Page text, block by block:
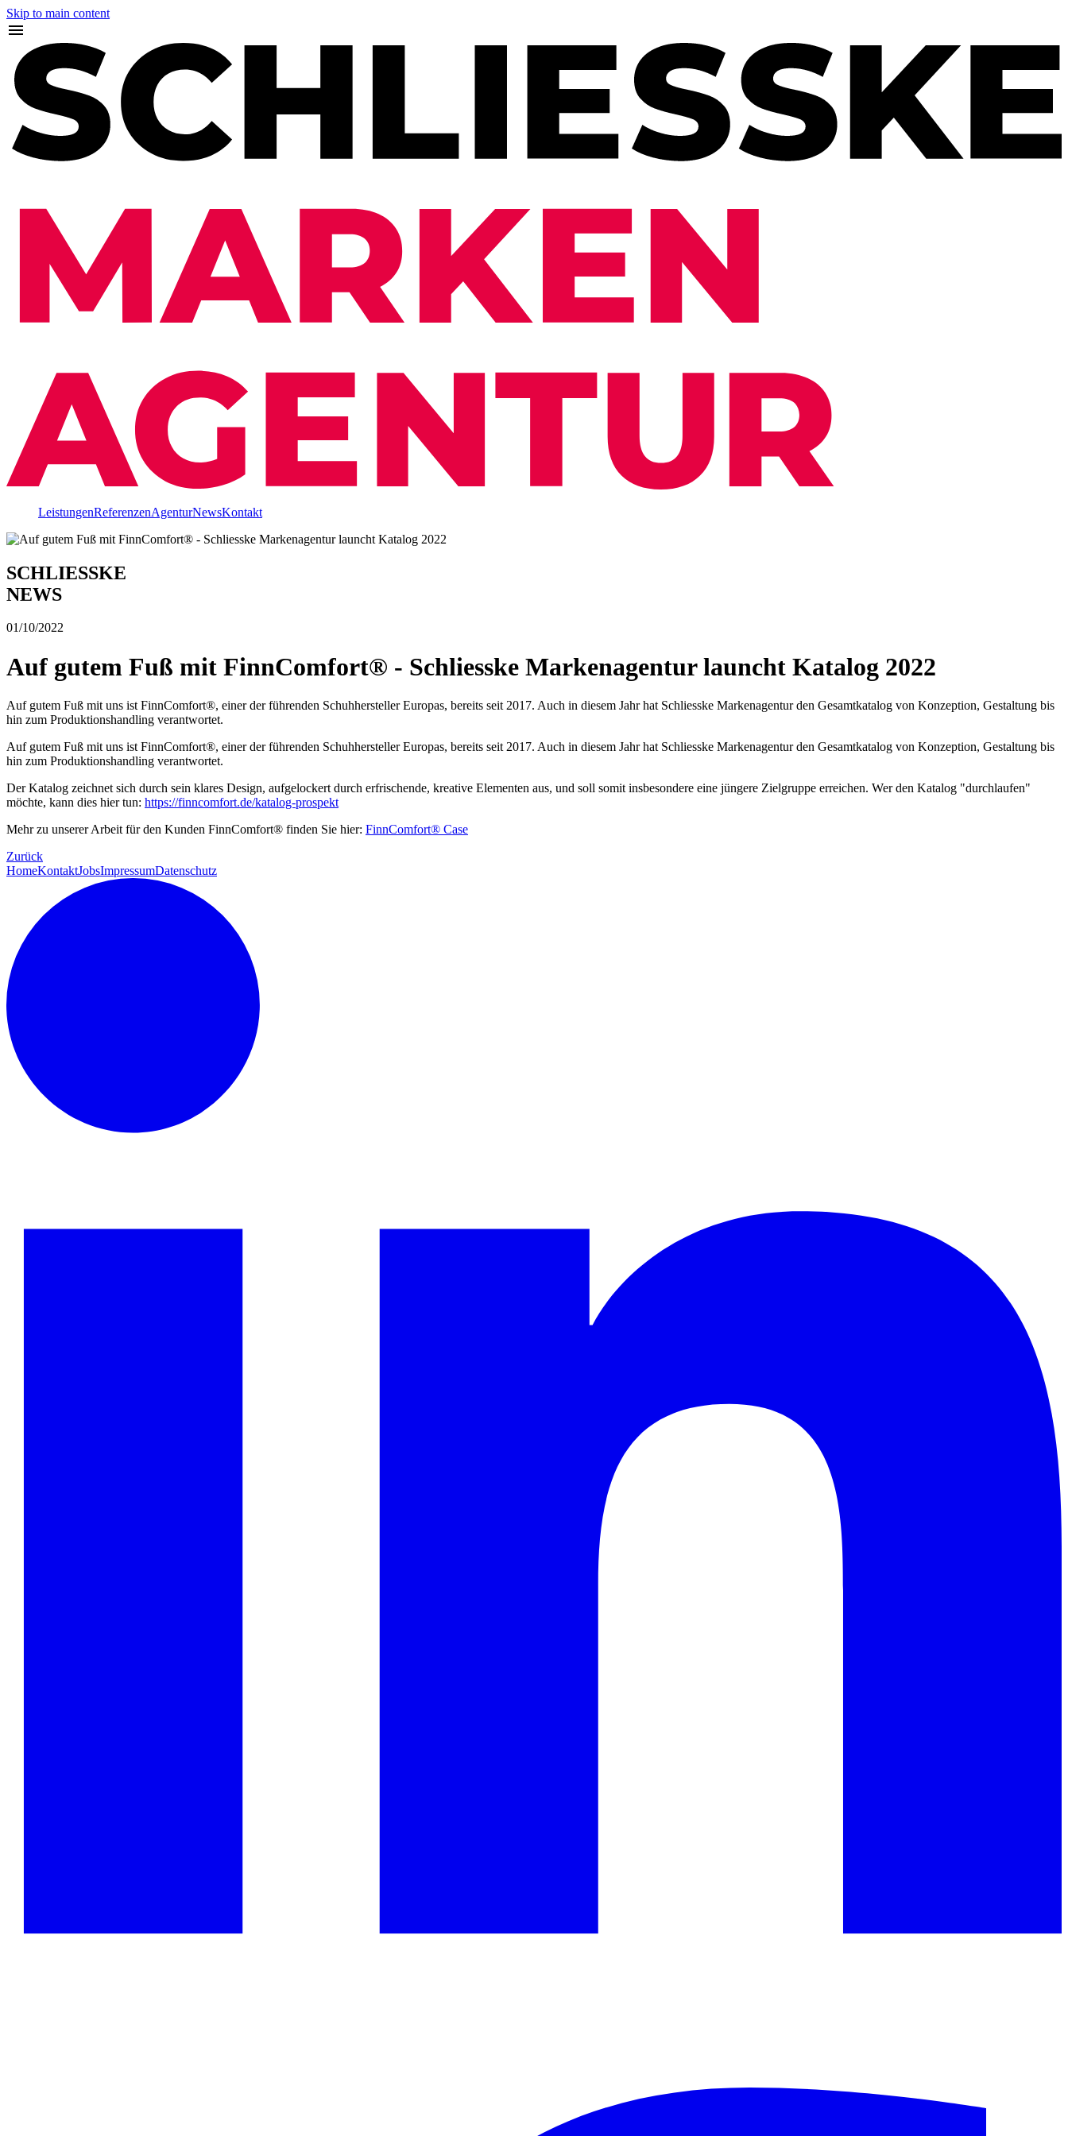
Skip to main content
LeistungenReferenzenAgenturNewsKontakt
SCHLIESSKE
NEWS
01/10/2022
Auf gutem Fuß mit FinnComfort® - Schliesske Markenagentur launcht Katalog 2022
Auf gutem Fuß mit uns ist FinnComfort®, einer der führenden Schuhhersteller Europas, bereits seit 2017. Auch in diesem Jahr hat Schliesske Markenagentur den Gesamtkatalog von Konzeption, Gestaltung bis
hin zum Produktionshandling verantwortet.
Auf gutem Fuß mit uns ist FinnComfort®, einer der führenden Schuhhersteller Europas, bereits seit 2017. Auch in diesem Jahr hat Schliesske Markenagentur den Gesamtkatalog von Konzeption, Gestaltung bis
hin zum Produktionshandling verantwortet.
Der Katalog zeichnet sich durch sein klares Design, aufgelockert durch erfrischende, kreative Elementen aus, und soll somit insbesondere eine jüngere Zielgruppe erreichen. Wer den Katalog "durchlaufen"
möchte, kann dies hier tun: https://finncomfort.de/katalog-prospekt
Mehr zu unserer Arbeit für den Kunden FinnComfort® finden Sie hier: FinnComfort® Case
Zurück
HomeKontaktJobsImpressumDatenschutz